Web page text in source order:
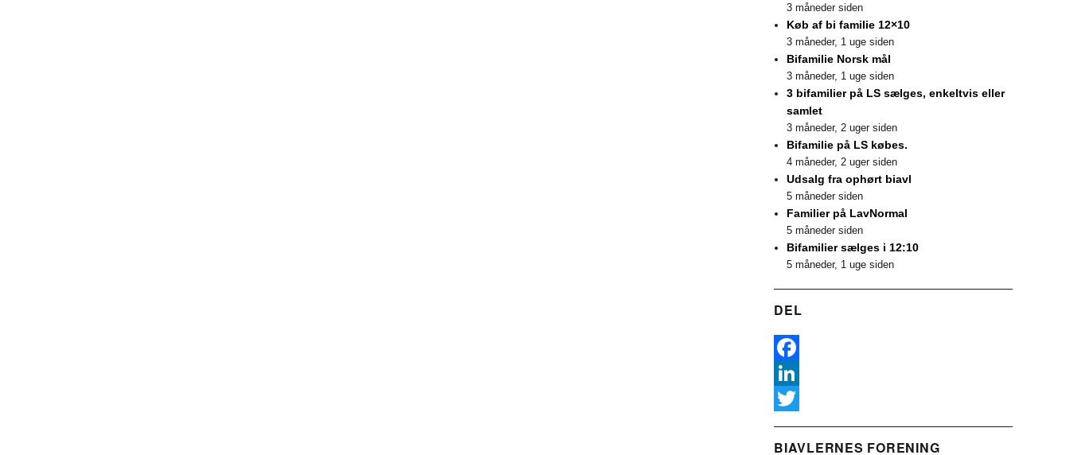
3 måneder siden
Køb af bi familie 12×10
3 måneder, 1 uge siden
Bifamilie Norsk mål
3 måneder, 1 uge siden
3 bifamilier på LS sælges, enkeltvis eller
samlet
3 måneder, 2 uger siden
Bifamilie på LS købes.
4 måneder, 2 uger siden
Udsalg fra ophørt biavl
5 måneder siden
Familier på LavNormal
5 måneder siden
Bifamilier sælges i 12:10
5 måneder, 1 uge siden
DEL
F
a
e
L
nw
BIAVLERNES FORENING